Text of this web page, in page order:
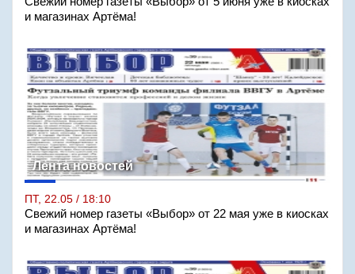
и магазинах Артёма!
Лента новостей
ПТ, 22.05 / 18:10
Свежий номер газеты «Выбор» от 22 мая уже в киосках
и магазинах Артёма!